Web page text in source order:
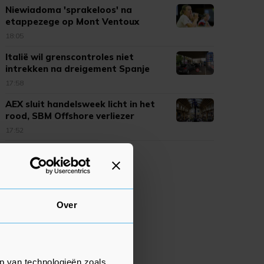
Over
van technologieën zoals
Niewiadoma 'sprakeloos' na
etappezege op Mont Ventoux
18:05
Italië wil grenscontroles niet
intrekken na dreigement Spanje
17:58
AEX sluit handelsweek licht in het
rood, SBM Offshore verliezer
17:52